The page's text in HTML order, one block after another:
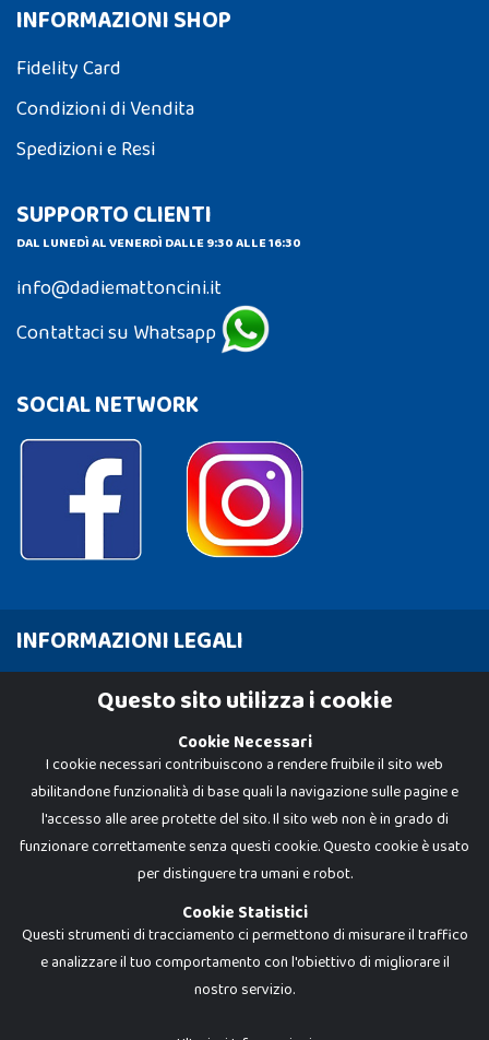
INFORMAZIONI SHOP
Fidelity Card
Condizioni di Vendita
Spedizioni e Resi
SUPPORTO CLIENTI
DAL LUNEDÌ AL VENERDÌ DALLE 9:30 ALLE 16:30
info@dadiemattoncini.it
Contattaci su Whatsapp
SOCIAL NETWORK
INFORMAZIONI LEGALI
Cookie Policy
Dadi e Mattoncini è un brand di Giocabene Srl. Ogni riproduzione o utilizzo non
Questo sito utilizza i cookie
Cookie Necessari
I cookie necessari contribuiscono a rendere fruibile il sito web
abilitandone funzionalità di base quali la navigazione sulle pagine e
l'accesso alle aree protette del sito. Il sito web non è in grado di
funzionare correttamente senza questi cookie. Questo cookie è usato
per distinguere tra umani e robot.
Cookie Statistici
Questi strumenti di tracciamento ci permettono di misurare il traffico
e analizzare il tuo comportamento con l'obiettivo di migliorare il
nostro servizio.